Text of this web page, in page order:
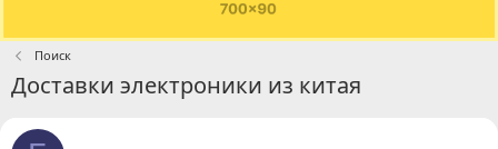
Поиск
Доставки электроники из китая